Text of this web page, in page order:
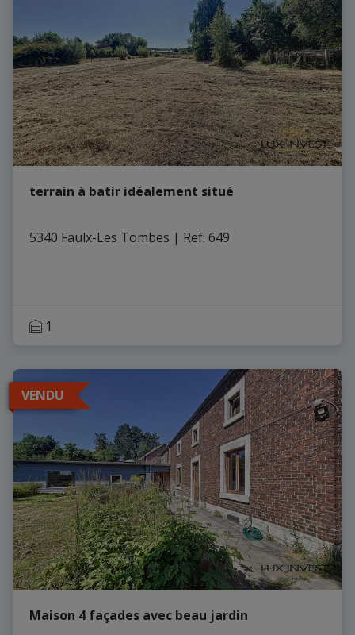
terrain à batir idéalement situé
5340 Faulx-Les Tombes | Ref: 649
1
VENDU
Maison 4 façades avec beau jardin